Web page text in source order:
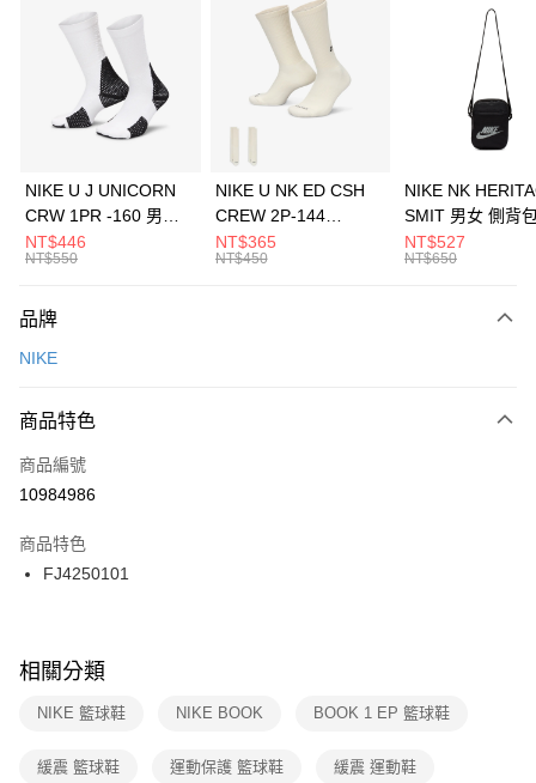
3 期 0 利率 每期 21家銀行
合作金庫商業銀行
第一商業銀行
華南商業銀行
彰化商業銀行
上海商業儲蓄銀行
元大商業銀行
台灣樂天信用卡公司
Apple Pay
全盈+PAY
AFTEE先享後付
【關於「AFTEE先享後付」】
便利好安心！
３．安心：先確認商品／服務後，再付款。
【「AFTEE先享後付」結帳流程】
１．於結帳方式選擇「AFTEE先享後付」後，將跳轉至「AFTEE先享後付」
２．訂單成立數日內，您將收到繳費通知簡訊。
３．收到繳費通知簡訊後14天內，點擊此簡訊中的連結，可透過四大超商／
ATM／網路銀行／等多元方式進行付款，方視為交易完成。
※ 交易是否成功請以「AFTEE先享後付 」之結帳頁面顯示為準，若有關於
是否繳費成功／繳費後需取消欲退款等相關疑問，請聯繫「AFTEE先享後付
客戶支援中心」
https://netprotections.freshdesk.com/support/home
１．透過由恩沛科技股份有限公司提供之「AFTEE先享後付」服務完成之交
運送方式
每筆NT$100，滿NT$1,500(含以上)免運費
宅配
每筆NT$100，滿NT$1,500(含以上)免運費
付款後門市自取
每筆NT$100，滿NT$1,500(含以上)免運費
NIKE U J UNICORN
CRW 1PR -160 男女
中統襪 FZ3393100
NT$446
NT$550
NIKE U NK ED CSH
CREW 2P-144
EMBRDY 男女 短統襪
FZ3073133
NT$365
NT$450
NIKE NK
SMIT 男女 側背
BA5871010
NT$527
NT$650
品牌
NIKE
商品特色
商品編號
10984986
商品特色
FJ4250101
相關分類
NIKE 籃球鞋 NIKE BOOK BOOK 1 EP 籃球鞋
緩震 籃球鞋 運動保護 籃球鞋 緩震 運動鞋